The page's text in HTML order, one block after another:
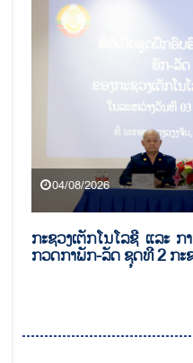
04/08/2026
ກະຊວງເຕັກໂນໂລຊີ ແລະ
ກວດກາພັກ-ລັດ ຊຸດທີ 2 ກະ